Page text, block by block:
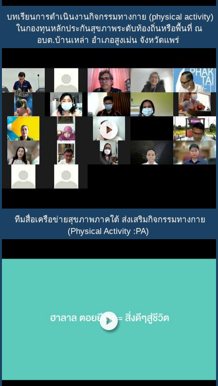
บทเรียนการดำเนินงานกิจกรรมทางกาย (physical activity)
ในกองทุนหลักประกันสุขภาพระดับท้องถิ่นหรือพื้นที่ ณ
อบต.บ้านเหล่า อำเภอสูงเม่น จังหวัดแพร่
play_circle
ทีมสื่อเครือข่ายสุขภาพภาคใต้ ส่งเสริมกิจกรรมทางกาย
(Physical Activity :PA)
play_circle